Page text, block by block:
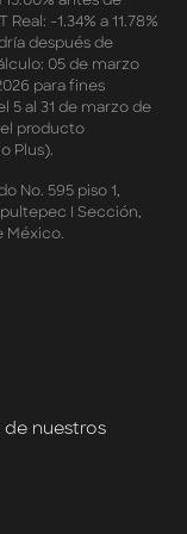
Cashback
Enero -
y SplitK
Tarjeta de
Preferencial en
de Klar
-1.34% a 11.78%
después de
05 de marzo
para fines
5 al 31 de marzo de
el producto
Plus).
No. 595 piso 1,
I Sección,
México.
de nuestros